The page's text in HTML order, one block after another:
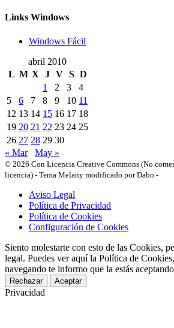
Links Windows
Windows Fácil
abril 2010
L M X J V S D
1
2 3
4
5
6 7 8 9 10 11
12 13 14 15 16 17 18
19 20 21 22 23 24 25
26 27 28 29 30
« Mar
May »
© 2026 Con Licencia Creative Commons (No
licencia) - Tema Melany modificado por Dabo -
Aviso Legal
Política de Privacidad
Política de Cookies
Configuración de Cookies
Siento molestarte con esto de las Cookies,
legal. Puedes ver aquí la Política de
navegando te informo que la estás
Rechazar Aceptar
Privacidad